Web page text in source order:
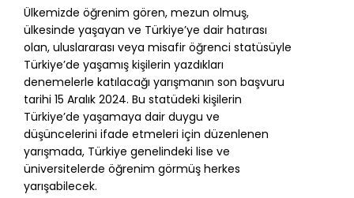
Ülkemizde öğrenim gören, mezun olmuş,
ülkesinde yaşayan ve Türkiye’ye dair hatırası
olan, uluslararası veya misafir öğrenci statüsüyle
Türkiye’de yaşamış kişilerin yazdıkları
denemelerle katılacağı yarışmanın son başvuru
tarihi 15 Aralık 2024. Bu statüdeki kişilerin
Türkiye’de yaşamaya dair duygu ve
düşüncelerini ifade etmeleri için düzenlenen
yarışmada, Türkiye genelindeki lise ve
üniversitelerde öğrenim görmüş herkes
yarışabilecek.